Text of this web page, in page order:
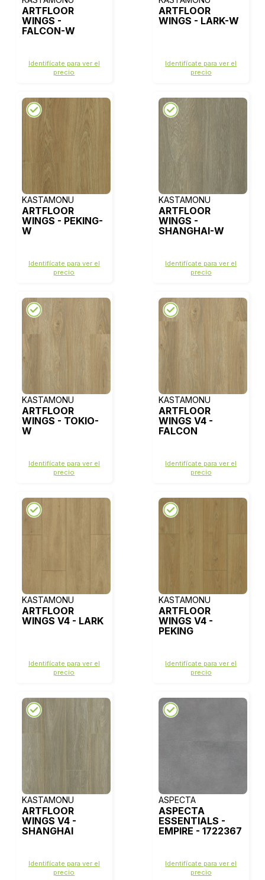
ARTFLOOR
WINGS -
FALCON-W
Identifícate para ver el
precio
ARTFLOOR
WINGS - LARK-W
Identifícate para ver el
precio
KASTAMONU
ARTFLOOR
WINGS - PEKING-
W
Identifícate para ver el
precio
KASTAMONU
ARTFLOOR
WINGS -
SHANGHAI-W
Identifícate para ver el
precio
KASTAMONU
ARTFLOOR
WINGS - TOKIO-
W
Identifícate para ver el
precio
KASTAMONU
ARTFLOOR
WINGS V4 -
FALCON
Identifícate para ver el
precio
KASTAMONU
ARTFLOOR
WINGS V4 - LARK
Identifícate para ver el
precio
KASTAMONU
ARTFLOOR
WINGS V4 -
PEKING
Identifícate para ver el
precio
KASTAMONU
ARTFLOOR
WINGS V4 -
SHANGHAI
Identifícate para ver el
precio
ASPECTA
ASPECTA
ESSENTIALS -
EMPIRE - 1722367
Identifícate para ver el
precio